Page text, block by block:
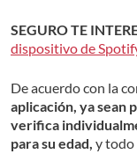
SEGURO TE
dispositivo de
De acuerdo con la
aplicación, ya sean
verifica
para su edad, y todo